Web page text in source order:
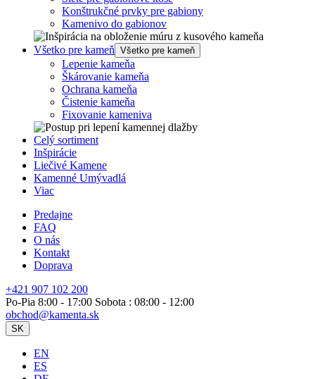
Konštrukčné prvky pre gabiony
Kamenivo do gabionov
Všetko pre kameň Všetko pre kameň
Lepenie kameňa
Škárovanie kameňa
Ochrana kameňa
Čistenie kameňa
Fixovanie kameniva
Celý sortiment
Inšpirácie
Liečivé Kamene
Kamenné Umývadlá
Viac
Predajne
FAQ
O nás
Kontakt
Doprava
+421 907 102 200
Po-Pia 8:00 - 17:00 Sobota : 08:00 - 12:00
obchod@kamenta.sk
SK
EN
ES